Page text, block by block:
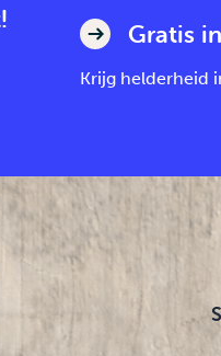
Gratis
Krijg helderheid